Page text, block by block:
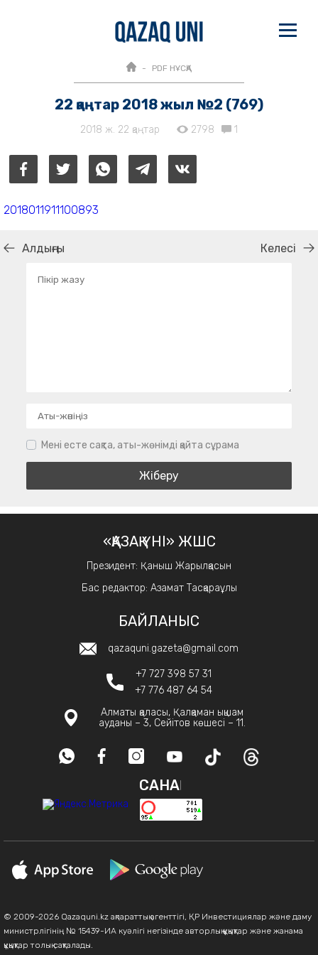
PDF НҰСҚА
22 қаңтар 2018 жыл №2 (769)
2018 ж. 22 қаңтар 2798 1
2018011911100893
Алдыңғы Келесі
Мені есте сақта, аты-жөнімді қайта сұрама
«ҚАЗАҚ ҮНІ» ЖШС
Президент: Қаныш Жарылқасын
Бас редактор: Азамат Тасқараұлы
БАЙЛАНЫС
qazaquni.gazeta@gmail.com
+7 727 398 57 31
+7 776 487 64 54
Алматы қаласы, Қалқаман ықшам
ауданы – 3, Сейітов көшесі – 11.
САНАҚ
© 2009-2026 Qazaquni.kz ақпараттық агенттігі, ҚР Инвестициялар және даму
министрлігінің № 15439-ИА куәлігі негізінде авторлық құқықтар және жанама
құқықтар толық сақталады.